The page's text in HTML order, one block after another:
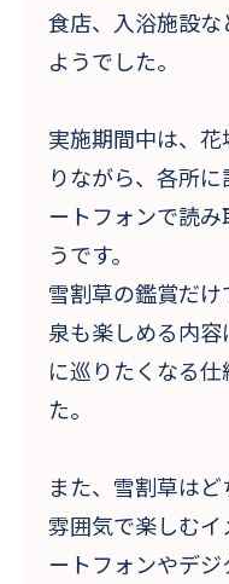
食店、入浴施設
ようでした。
実施期間中は、
りながら、各所
ートフォンで読
うです。
雪割草の鑑賞だ
泉も楽しめる内
に巡りたくなる
た。
また、雪割草は
雰囲気で楽しむ
ートフォンやデ